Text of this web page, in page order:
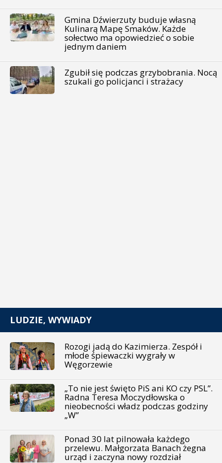
Gmina Dźwierzuty buduje własną
Kulinarą Mapę Smaków. Każde
sołectwo ma opowiedzieć o sobie
jednym daniem
Zgubił się podczas grzybobrania. Nocą
szukali go policjanci i strażacy
LUDZIE, WYWIADY
Rozogi jadą do Kazimierza. Zespół i
młode śpiewaczki wygrały w
Węgorzewie
„To nie jest święto PiS ani KO czy PSL”.
Radna Teresa Moczydłowska o
nieobecności władz podczas godziny
„W”
Ponad 30 lat pilnowała każdego
przelewu. Małgorzata Banach żegna
urząd i zaczyna nowy rozdział